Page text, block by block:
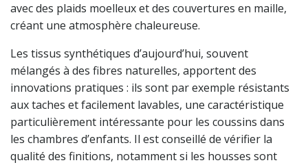
avec des plaids moelleux et des couvertures en maille,
créant une atmosphère chaleureuse.
Les tissus synthétiques d’aujourd’hui, souvent
mélangés à des fibres naturelles, apportent des
innovations pratiques : ils sont par exemple résistants
aux taches et facilement lavables, une caractéristique
particulièrement intéressante pour les coussins dans
les chambres d’enfants. Il est conseillé de vérifier la
qualité des finitions, notamment si les housses sont